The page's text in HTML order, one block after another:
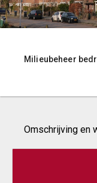
Milieubeheer
Omschrijving en